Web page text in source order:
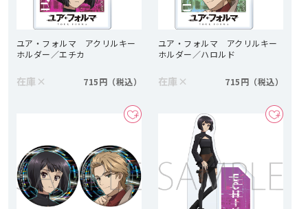
ユア・フォルマ アクリルキー
ホルダー／エチカ
在庫 × 715円
ユア・フォルマ アクリルキー
ホルダー／ハロルド
在庫 × 715円